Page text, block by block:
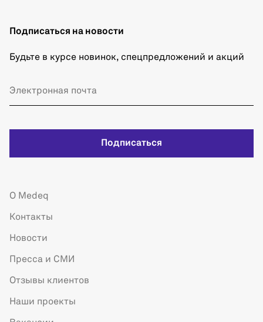
Подписаться на новости
Будьте в курсе новинок, спецпредложений и акций
Подписаться
О Medeq
Контакты
Новости
Пресса и СМИ
Отзывы клиентов
Наши проекты